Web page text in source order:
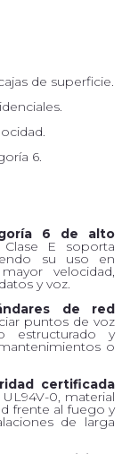
de superficie.
6.
6 de alto
E soporta
su uso en
velocidad,
y voz.
de red
puntos de voz
estructurado y
o
certificada
0, material
frente al fuego y
de larga